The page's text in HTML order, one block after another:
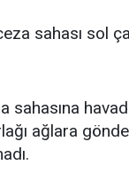
sahası sol
sahasına
ağlara